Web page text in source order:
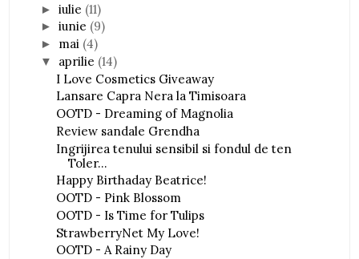
►iulie (11)
►iunie (9)
► mai (4)
▼ aprilie (14)
I Love Cosmetics Giveaway
Lansare Capra Nera la Timisoara
OOTD - Dreaming of Magnolia
Review sandale Grendha
Ingrijirea tenului sensibil si fondul de ten
Toler...
Happy Birthaday Beatrice!
OOTD - Pink Blossom
OOTD - Is Time for Tulips
StrawberryNet My Love!
OOTD - A Rainy Day